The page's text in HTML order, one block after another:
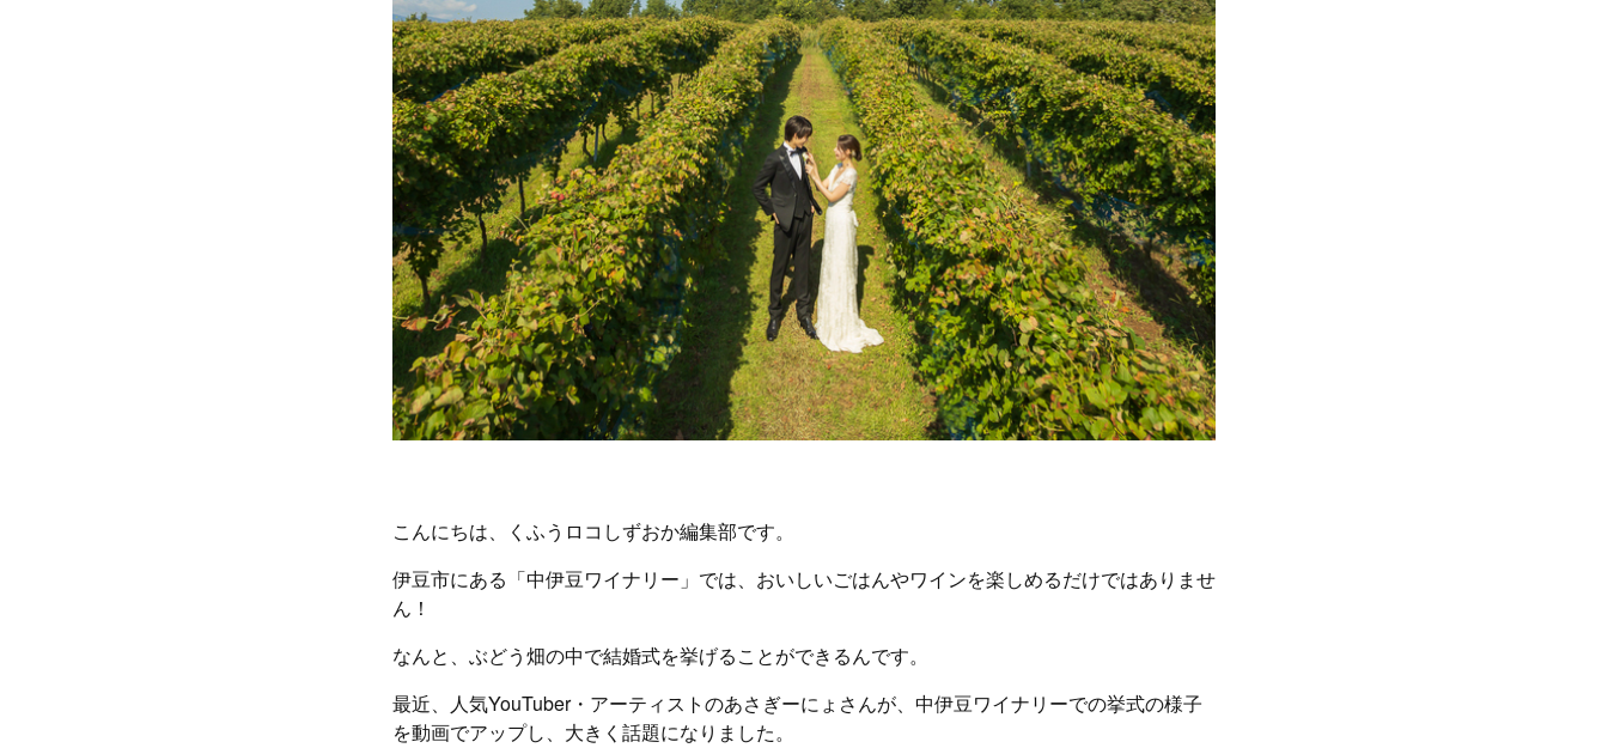
こんにちは、くふうロコしずおか編集部です。
伊豆市にある「中伊豆ワイナリー」では、おいしいごはんやワインを楽しめるだけではありませ
ん！
なんと、ぶどう畑の中で結婚式を挙げることができるんです。
最近、人気YouTuber・アーティストのあさぎーにょさんが、中伊豆ワイナリーでの挙式の様子
を動画でアップし、大きく話題になりました。